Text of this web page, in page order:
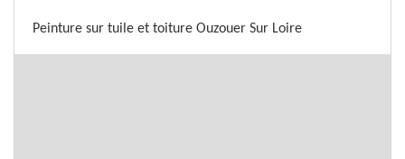
Peinture sur tuile et toiture Ouzouer Sur Loire